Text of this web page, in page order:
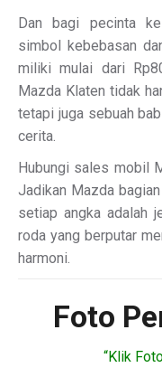
Dan bagi pecinta
simbol kebebasan
miliki mulai dari
Mazda Klaten tidak
tetapi juga sebuah
cerita.
Hubungi sales mobil
Jadikan Mazda
setiap angka adalah
roda yang berputar
harmoni.
Foto
“Klik